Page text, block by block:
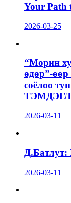
Your Path
2026-03-25
“Морин
өдөр”-
соёлоо
2026-03-11
Д.Батлут:
2026-03-11